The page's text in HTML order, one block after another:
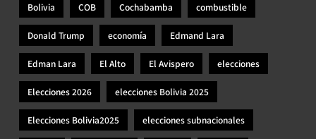
Bolivia COB Cochabamba combustible
Donald Trump economía Edmand Lara
Edman Lara El Alto El Avispero elecciones
Elecciones 2026 elecciones Bolivia 2025
Elecciones Bolivia2025 elecciones subnacionales